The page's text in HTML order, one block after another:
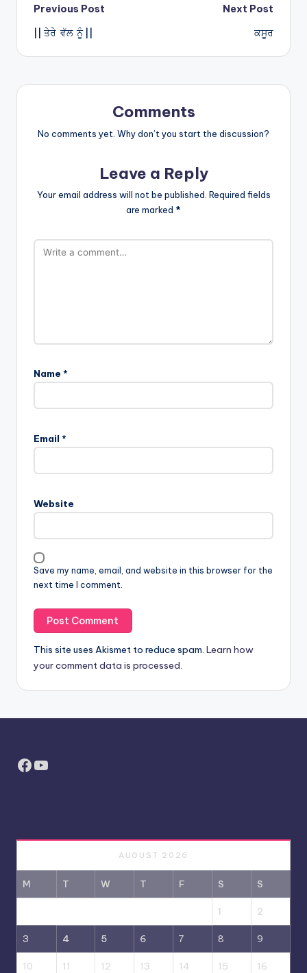
Post
navigation
Previous Post
|| ਤੇਰੇ ਵੱਲ ਨੂੰ ||
Next Post
ਕਸੂਰ
Comments
No comments yet. Why don’t you start the discussion?
Leave a Reply
Your email address will not be published. Required fields
are marked *
Name *
Email *
Website
Save my name, email, and website in this browser for the
next time I comment.
This site uses Akismet to reduce spam. Learn how
your comment data is processed.
Facebook
YouTube
AUGUST 2026
M T W T F S S
1 2
3 4 5 6 7 8 9
10 11 12 13 14 15 16